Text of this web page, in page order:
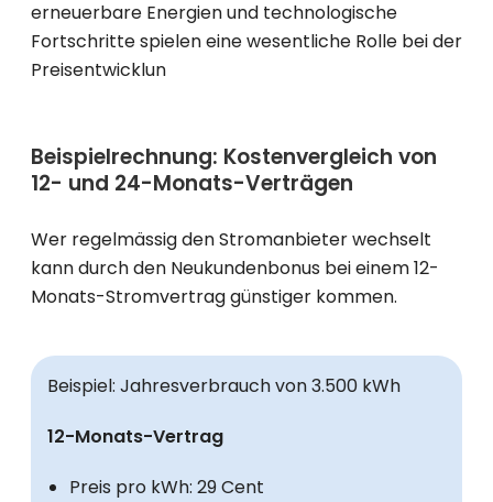
erneuerbare Energien und technologische
Fortschritte spielen eine wesentliche Rolle bei der
Preisentwicklun
Beispielrechnung: Kostenvergleich von
12- und 24-Monats-Verträgen
Wer regelmässig den Stromanbieter wechselt
kann durch den Neukundenbonus bei einem 12-
Monats-Stromvertrag günstiger kommen.
Beispiel: Jahresverbrauch von 3.500 kWh
12-Monats-Vertrag
Preis pro kWh: 29 Cent